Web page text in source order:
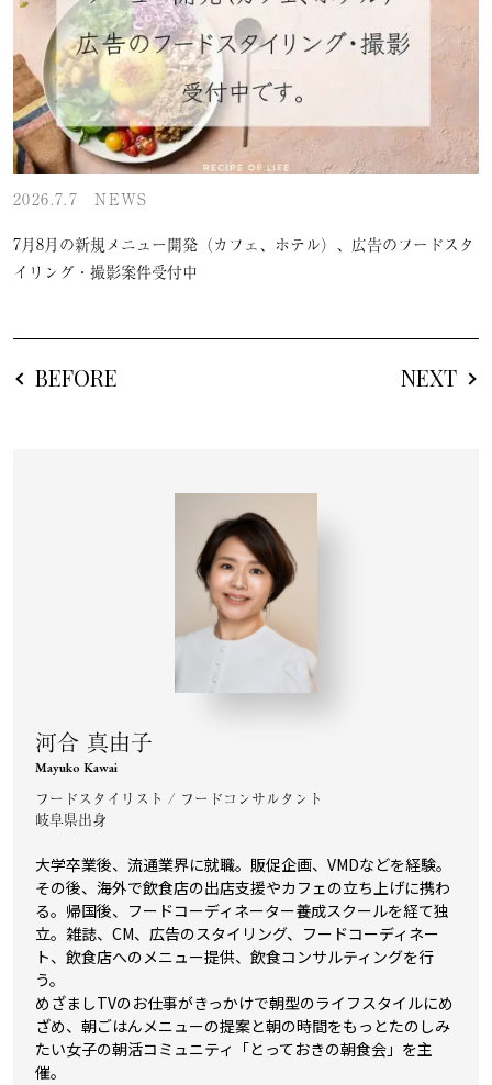
2026.7.7 NEWS
7月8月の新規メニュー開発（カフェ、ホテル）、広告のフードスタ
イリング・撮影案件受付中
BEFORE NEXT
河合 真由子
Mayuko Kawai
フードスタイリスト / フードコンサルタント
岐阜県出身
大学卒業後、流通業界に就職。販促企画、VMDなどを経験。
その後、海外で飲食店の出店支援やカフェの立ち上げに携わ
る。帰国後、フードコーディネーター養成スクールを経て独
立。雑誌、CM、広告のスタイリング、フードコーディネー
ト、飲食店へのメニュー提供、飲食コンサルティングを行
う。
めざましTVのお仕事がきっかけで朝型のライフスタイルにめ
ざめ、朝ごはんメニューの提案と朝の時間をもっとたのしみ
たい女子の朝活コミュニティ「とっておきの朝食会」を主
催。